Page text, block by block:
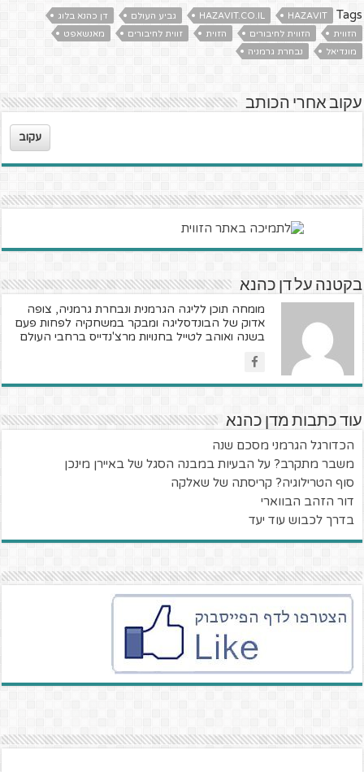
Tags
HAZAVIT
HAZAVIT.CO.IL גביע העולם
דן כהנא בלוג
הזווית
הזווית לחיבורים הזוית זווית לחיבורים
מאנשאפט
מונדיאל
נבחרת גרמניה
עקוב אחרי הכותב
עקוב
בקטנה על דן כהנא
מומחה תוכן לליגה הגרמנית ונבחרת גרמניה, צופה
אדוק של הבונדסליגה ומבקר במשחקיה לפחות פעם
בשנה ואוהב לטייל בחנויות מרצ'נדייס ברחבי העולם
עוד כתבות מדן כהנא
הכדורגל הגרמני מסכם שנה
משבר מתקרב? על הבעיות במבנה הסגל של באיירן מינכן
סוף הטרילוגיה? קריסתה של שאלקה
דור הזהב הבווארי
בדרך לכבוש עוד יעד